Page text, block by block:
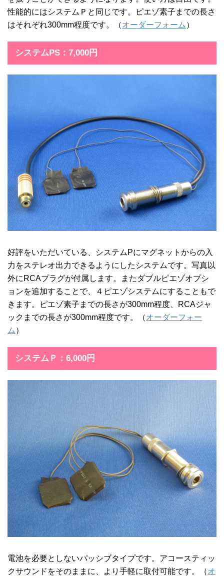
性能的にはシステムＰと同じです。ピエゾ素子までの長さ
はそれぞれ300mm程度です。（オーダーフォーム ）
システムPS：7,000円
好評をいただいている、システムPにマグネットからの入
力をステレオ出力できるようにしたシステムです。写真以
外にRCAプラグが付属します。またダブルピエゾオプシ
ョンを追加することで、４ピエゾシステムにすることもで
きます。ピエゾ素子までの長さが300mm程度、RCAジャ
ックまでの長さが300mm程度です。（オーダーフォー
ム ）
システムＰ：6,000円
電池を必要としないパッシブタイプです。アコースティッ
クサウンドをそのままに、より手軽に取付可能です。（オ